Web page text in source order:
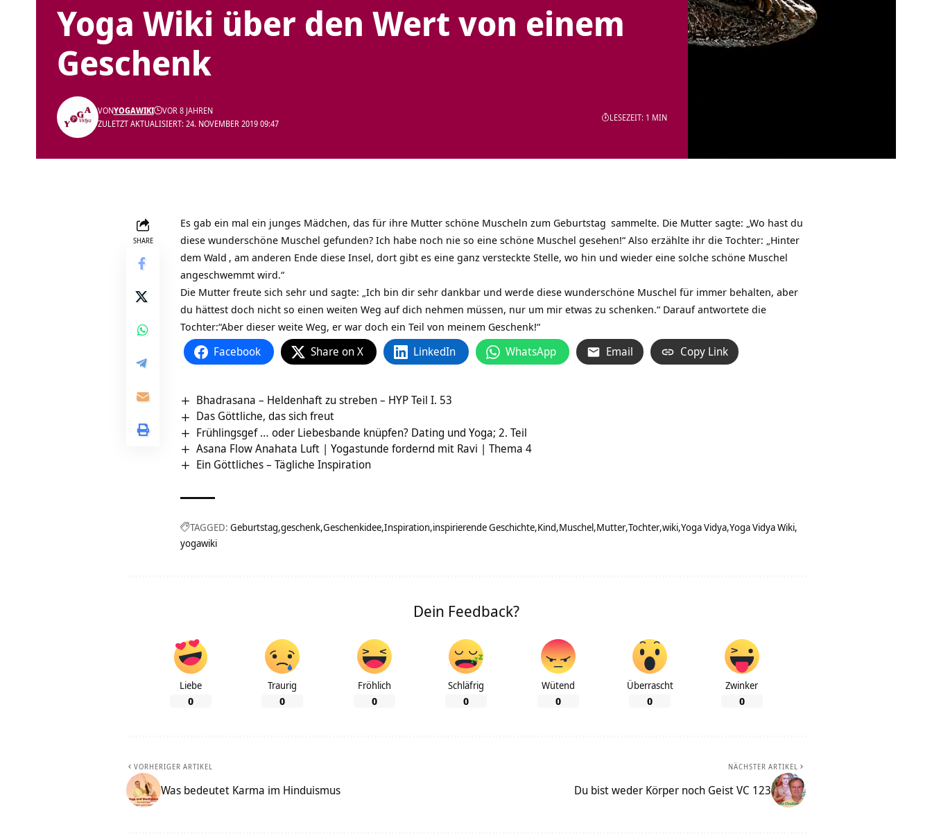
Yoga Wiki über den Wert von einem
Geschenk
ZULETZT AKTUALISIERT: 24. NOVEMBER 2019 09:47
VONYOGAWIKI VOR 8 JAHREN
LESEZEIT: 1 MIN
SHARE
Es gab ein mal ein junges Mädchen, das für ihre Mutter schöne Muscheln zum Geburtstag sammelte. Die Mutter sagte: „Wo hast du
diese wunderschöne Muschel gefunden? Ich habe noch nie so eine schöne Muschel gesehen!“ Also erzählte ihr die Tochter: „Hinter
dem Wald , am anderen Ende diese Insel, dort gibt es eine ganz versteckte Stelle, wo hin und wieder eine solche schöne Muschel
angeschwemmt wird.“
Die Mutter freute sich sehr und sagte: „Ich bin dir sehr dankbar und werde diese wunderschöne Muschel für immer behalten, aber
du hättest doch nicht so einen weiten Weg auf dich nehmen müssen, nur um mir etwas zu schenken.“ Darauf antwortete die
Tochter:“Aber dieser weite Weg, er war doch ein Teil von meinem Geschenk!“
Facebook Share on X LinkedIn WhatsApp Email Copy Link
Bhadrasana – Heldenhaft zu streben – HYP Teil I. 53
Das Göttliche, das sich freut
Frühlingsgef … oder Liebesbande knüpfen? Dating und Yoga; 2. Teil
Asana Flow Anahata Luft | Yogastunde fordernd mit Ravi | Thema 4
Ein Göttliches – Tägliche Inspiration
TAGGED: Geburtstag geschenk Geschenkidee Inspiration inspirierende Geschichte Kind Muschel Mutter Tochter wiki Yoga Vidya Yoga Vidya Wiki
yogawiki
Dein Feedback?
Liebe
0
Traurig
0
Fröhlich
0
Schläfrig
0
Wütend
0
Überrascht
0
Zwinker
0
VORHERIGER ARTIKEL
Was bedeutet Karma im Hinduismus
NÄCHSTER ARTIKEL
Du bist weder Körper noch Geist VC 123